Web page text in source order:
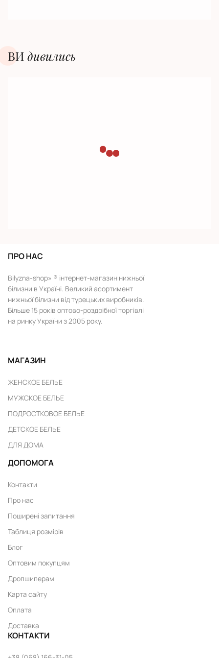
ВИ дивилиcь
ПРО НАС
Bilyzna-shop» ® інтернет-магазин нижньої
білизни в Україні. Великий асортимент
нижньої білизни від турецьких виробників.
Більше 15 років оптово-роздрібної торгівлі
на ринку України з 2005 року.
МАГАЗИН
ЖЕНСКОЕ БЕЛЬЕ
МУЖСКОЕ БЕЛЬЕ
ПОДРОСТКОВОЕ БЕЛЬЕ
ДЕТСКОЕ БЕЛЬЕ
ДЛЯ ДОМА
ДОПОМОГА
Контакти
Про нас
Поширені запитання
Таблиця розмірів
Блог
Оптовим покупцям
Дропшиперам
Карта сайту
Оплата
Доставка
КОНТАКТИ